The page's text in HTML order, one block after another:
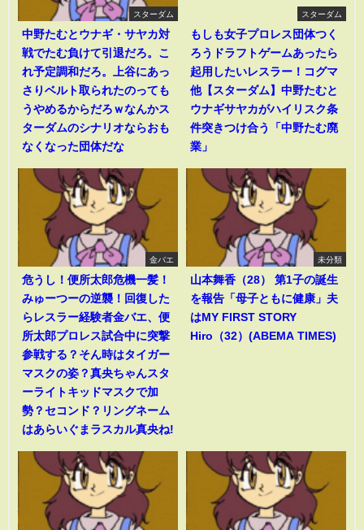
スターダム
中野たむとウナギ・サヤカ対
戦でたむ負けて引退だろ。こ
れ予定調和だろ。上谷にあっ
さりベルト取られたのっても
うやめるからだろｗなんかス
ターダムのシナリオならおも
なくなった団体だな
スターダム
もしも女子プロレス団体つく
ろうドラフトゲームあったら
起用したいレスラー！コグマ
他【スターダム】中野たむと
ウナギサヤカがハイリスク条
件突きつけ合う「中野たむ廃
業」
金バエ
危うし！便所太郎危機一髪！
みゅーつーの逆襲！回復した
らレスラー経験者金バエ、便
所太郎プロレス試合中に突撃
参戦する？そん時はタイガー
マスクの姿？真央ちゃんスタ
ーライトキッドマスクで加
勢？セコンド？リングネーム
はあらいぐまラスカル真央ね!
未分類
山本舞香（28） 第1子の誕生
を報告「母子ともに健康」夫
はMY FIRST STORY
Hiro（32）(ABEMA TIMES)